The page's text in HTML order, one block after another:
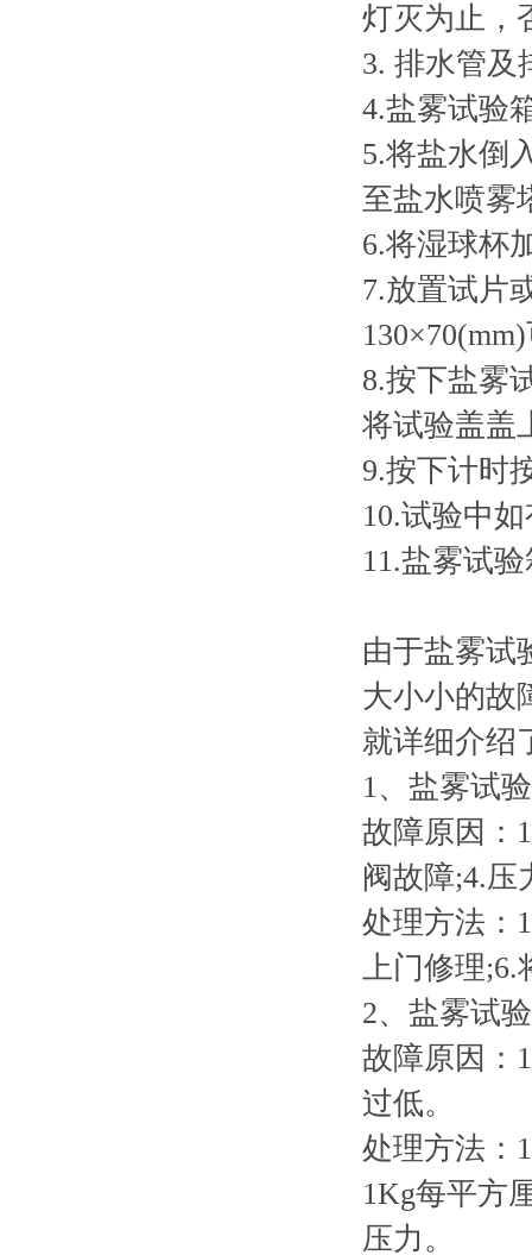
灯灭为止，
3. 排水管及
4.盐雾试验
5.将盐水倒
至盐水喷雾
6.将湿球杯
7.放置试片
8.按下盐雾
将试验盖盖
9.按下计时
10.试验中
11.盐雾试
由于盐雾试
大小小的故
就详细介绍
1、盐雾试
故障原因：
阀故障;4.压
处理方法：
上门修理;6.
2、盐雾试
故障原因：
过低。
处理方法：
1Kg每平方
压力。